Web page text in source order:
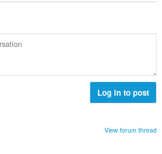
Log in to post
View forum thread